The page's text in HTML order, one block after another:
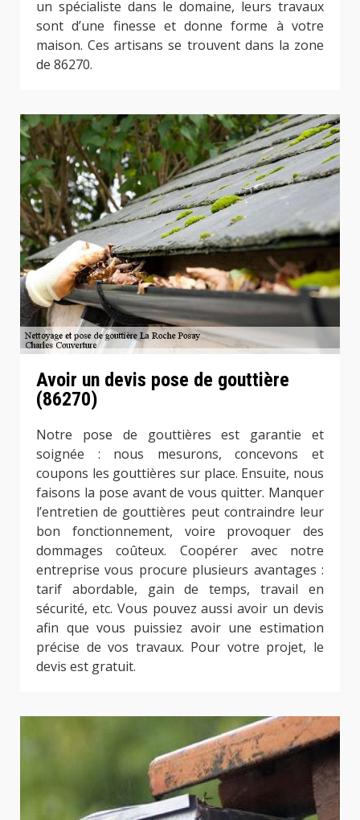
un spécialiste dans le domaine, leurs travaux
sont d’une finesse et donne forme à votre
maison. Ces artisans se trouvent dans la zone
de 86270.
Avoir un devis pose de gouttière
(86270)
Notre pose de gouttières est garantie et
soignée : nous mesurons, concevons et
coupons les gouttières sur place. Ensuite, nous
faisons la pose avant de vous quitter. Manquer
l’entretien de gouttières peut contraindre leur
bon fonctionnement, voire provoquer des
dommages coûteux. Coopérer avec notre
entreprise vous procure plusieurs avantages :
tarif abordable, gain de temps, travail en
sécurité, etc. Vous pouvez aussi avoir un devis
afin que vous puissiez avoir une estimation
précise de vos travaux. Pour votre projet, le
devis est gratuit.